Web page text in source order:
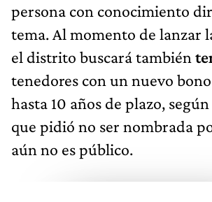
persona con conocimiento
tema. Al momento de lanzar
el distrito buscará también
tenedores con un nuevo
hasta 10 años de plazo,
que pidió no ser nombrada
aún no es público.